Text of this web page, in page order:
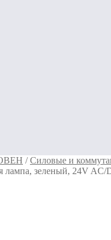
ОВЕН /Силовые и
лампа, зеленый, 24V AC/